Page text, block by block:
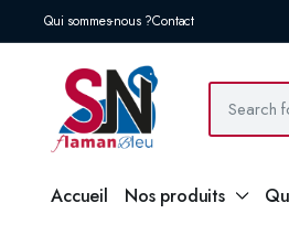
Qui sommes-nous ?Contact
Accueil Nos produits